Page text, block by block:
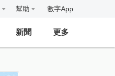
幫助 數字App
新聞 更多